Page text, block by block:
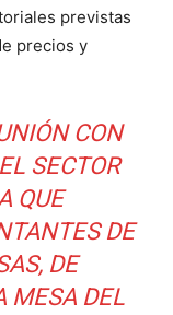
previstas
precios y
CON
SECTOR
QUE
DE
DE
MESA DEL